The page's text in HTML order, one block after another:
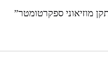
מוזיאוני ספקרטומטר”